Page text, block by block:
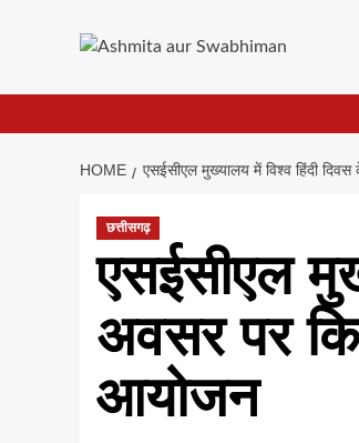
HOME एसईसीएल मुख्यालय में विश्व हिंदी दिवस
छत्तीसगढ़
एसईसीएल
अवसर पर
आयोजन